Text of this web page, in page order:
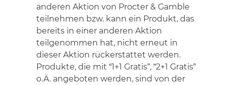
anderen Aktion von Procter & Gamble
teilnehmen bzw. kann ein Produkt, das
bereits in einer anderen Aktion
teilgenommen hat, nicht erneut in
dieser Aktion rückerstattet werden.
Produkte, die mit “1+1 Gratis”, “2+1 Gratis”
o.Ä. angeboten werden, sind von der